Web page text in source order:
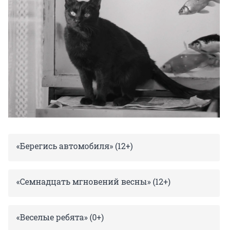
«Берегись автомобиля» (12+)
«Семнадцать мгновений весны» (12+)
«Веселые ребята» (0+)